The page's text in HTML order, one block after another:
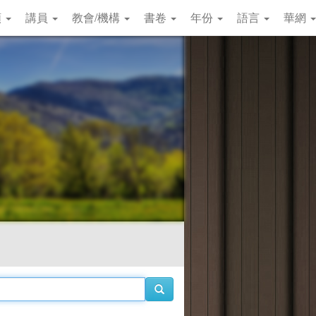
講員 教會/機構 書卷 年份 語言 華網